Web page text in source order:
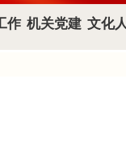
作 机关党建 文化